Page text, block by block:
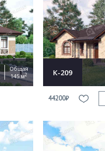
Общая
145 м2 К-209
44200₽